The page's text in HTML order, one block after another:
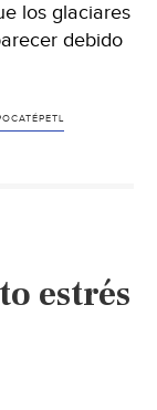
los glaciares
debido
estrés